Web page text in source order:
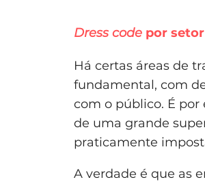
Dress code por
Há certas áreas de
fundamental, com
com o público. É por
de uma grande
praticamente
A verdade é que as